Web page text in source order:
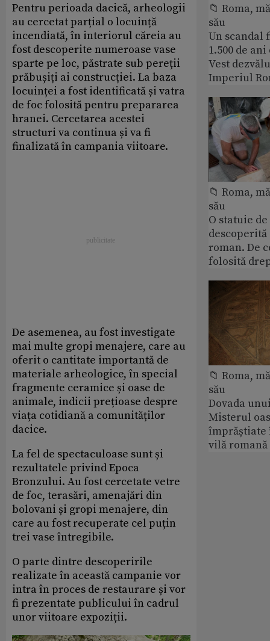
Pentru perioada dacică, arheologii
au cercetat parțial o locuință
incendiată, în interiorul căreia au
fost descoperite numeroase vase
sparte pe loc, păstrate sub pereții
prăbușiți ai construcției. La baza
locuinței a fost identificată și vatra
de foc folosită pentru prepararea
hranei. Cercetarea acestei
structuri va continua și va fi
finalizată în campania viitoare.
De asemenea, au fost investigate
mai multe gropi menajere, care au
oferit o cantitate importantă de
materiale arheologice, în special
fragmente ceramice și oase de
animale, indicii prețioase despre
viața cotidiană a comunităților
dacice.
La fel de spectaculoase sunt și
rezultatele privind Epoca
Bronzului. Au fost cercetate vetre
de foc, terasări, amenajări din
bolovani și gropi menajere, din
care au fost recuperate cel puțin
trei vase întregibile.
O parte dintre descoperirile
realizate în această campanie vor
intra în proces de restaurare și vor
fi prezentate publicului în cadrul
unor viitoare expoziții.
📁 Roma,
său
Un scandal
1.500 de
Vest
Imperiul
📁 Roma,
său
O statuie
roman. De
folosită
📁 Roma,
său
Dovada
Misterul
împrăștiate
vilă romană